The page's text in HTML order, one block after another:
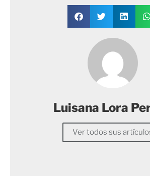
Luisana Lora
Ver todos sus